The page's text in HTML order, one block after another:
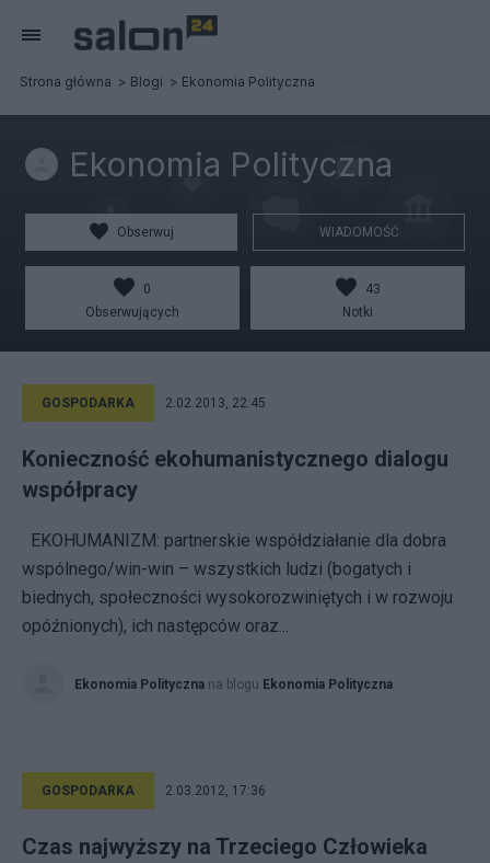
Strona główna Blogi Ekonomia Polityczna
Ekonomia Polityczna
Obserwuj WIADOMOŚĆ
0
Obserwujących
43
Notki
GOSPODARKA 2.02.2013, 22:45
Konieczność ekohumanistycznego dialogu
współpracy
EKOHUMANIZM: partnerskie współdziałanie dla dobra
wspólnego/win-win – wszystkich ludzi (bogatych i
biednych, społeczności wysokorozwiniętych i w rozwoju
opóźnionych), ich następców oraz...
Ekonomia Polityczna na blogu Ekonomia Polityczna
GOSPODARKA 2.03.2012, 17:36
Czas najwyższy na Trzeciego Człowieka